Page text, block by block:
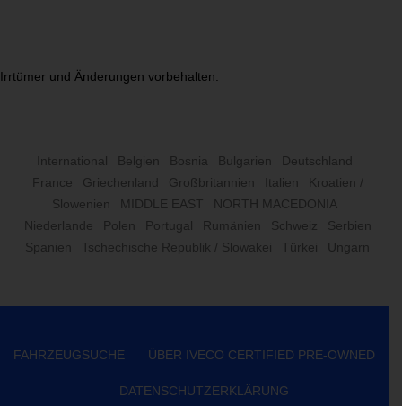
Irrtümer und Änderungen vorbehalten.
International Belgien Bosnia Bulgarien
Deutschland
France
Griechenland Großbritannien Italien
Kroatien /
Slowenien
MIDDLE EAST
NORTH MACEDONIA
Niederlande
Polen Portugal Rumänien Schweiz
Serbien
Spanien
Tschechische Republik / Slowakei Türkei Ungarn
FAHRZEUGSUCHE ÜBER IVECO CERTIFIED PRE-OWNED
DATENSCHUTZERKLÄRUNG